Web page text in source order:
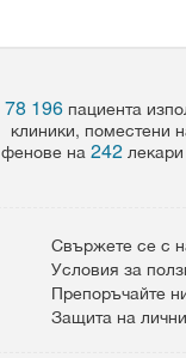
78 196 пациента
клиники, поместени
фенове на 242лекари
Свържете се с
Условия за
Препоръчайте
Защита на